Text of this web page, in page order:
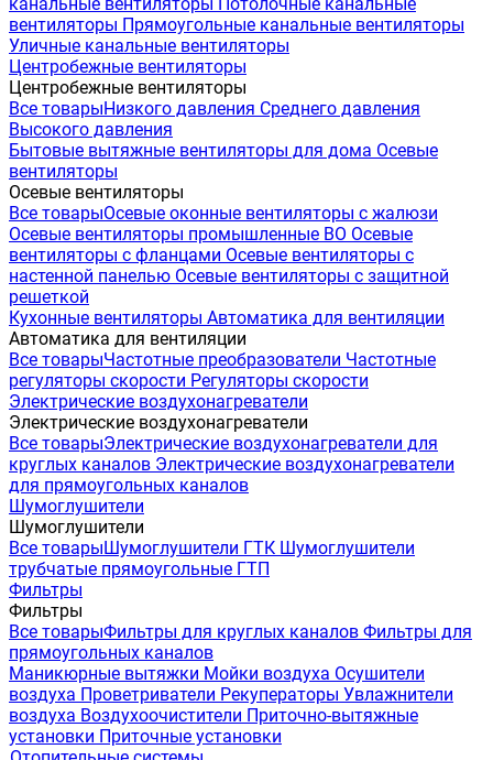
вентиляторы Прямоугольные канальные вентиляторы
Уличные канальные вентиляторы
Центробежные вентиляторы
Центробежные вентиляторы
Все товарыНизкого давления Среднего давления
Высокого давления
Бытовые вытяжные вентиляторы для дома Осевые
вентиляторы
Осевые вентиляторы
Все товарыОсевые оконные вентиляторы с жалюзи
Осевые вентиляторы промышленные ВО Осевые
вентиляторы с фланцами Осевые вентиляторы с
настенной панелью Осевые вентиляторы с защитной
решеткой
Кухонные вентиляторы Автоматика для вентиляции
Автоматика для вентиляции
Все товарыЧастотные преобразователи Частотные
регуляторы скорости Регуляторы скорости
Электрические воздухонагреватели
Электрические воздухонагреватели
Все товарыЭлектрические воздухонагреватели для
круглых каналов Электрические воздухонагреватели
для прямоугольных каналов
Шумоглушители
Шумоглушители
Все товарыШумоглушители ГТК Шумоглушители
трубчатые прямоугольные ГТП
Фильтры
Фильтры
Все товарыФильтры для круглых каналов Фильтры для
прямоугольных каналов
Маникюрные вытяжки Мойки воздуха Осушители
воздуха Проветриватели Рекуператоры Увлажнители
воздуха Воздухоочистители Приточно-вытяжные
установки Приточные установки